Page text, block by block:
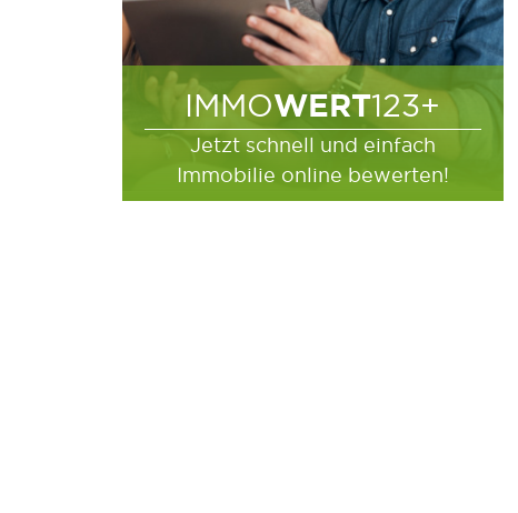
IMMOWERT123+
Jetzt schnell und einfach
Immobilie online bewerten!